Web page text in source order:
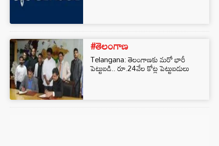
#తెలంగాణ
Telangana: తెలంగాణకు మరో భారీ
పెట్టుబడి.. రూ.24వేల కోట్ల పెట్టుబడులు